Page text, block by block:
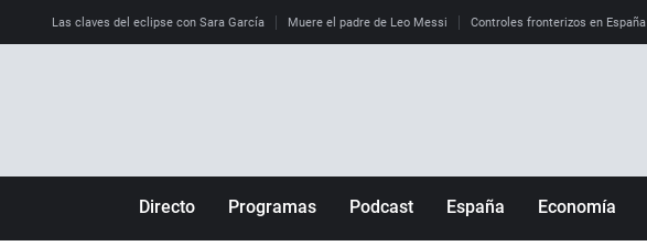
Las claves del eclipse con Sara García Muere el padre de Leo Messi Controles fronterizos en España
Directo Programas Podcast España Economía